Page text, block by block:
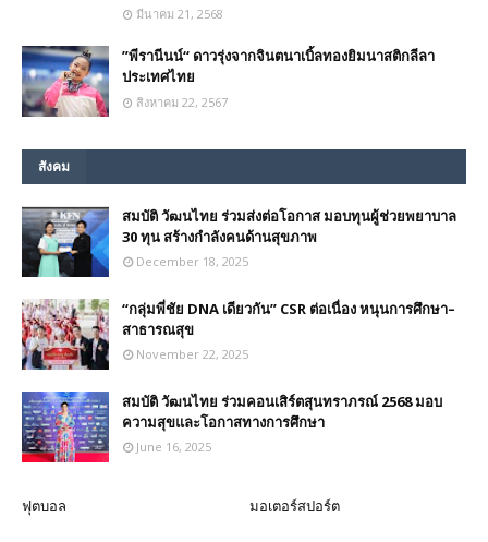
มีนาคม 21, 2568
”พีรานีนน์“​ ดาวรุ่งจากจินตนาเบิ้ลทองยิมนาสติกลีลา
ประเทศไทย
สิงหาคม 22, 2567
สังคม
สมบัติ วัฒนไทย ร่วมส่งต่อโอกาส มอบทุนผู้ช่วยพยาบาล
30 ทุน สร้างกำลังคนด้านสุขภาพ
December 18, 2025
“กลุ่มพี่ชัย DNA เดียวกัน” CSR ต่อเนื่อง หนุนการศึกษา–
สาธารณสุข
November 22, 2025
สมบัติ วัฒนไทย ร่วมคอนเสิร์ตสุนทราภรณ์ 2568 มอบ
ความสุขและโอกาสทางการศึกษา
June 16, 2025
ฟุตบอล มอเตอร์สปอร์ต